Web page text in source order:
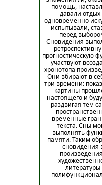
помощь,
давали отдых
одновременно
испытывали,
перед
Сновидения
прогностическую
участвуют
хронотопа
Они вбирают в
три времени:
картины
настоящего и
раздвигая тем
временные
текста. Сны
выполнять
памяти. Таким
сновидения
литературы